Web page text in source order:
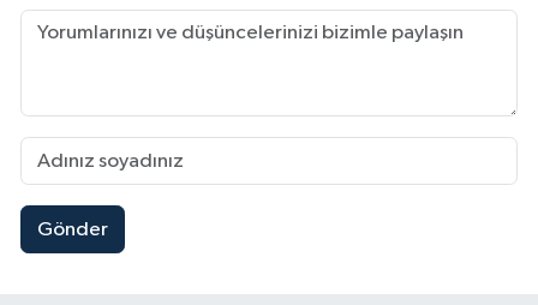
Gönder